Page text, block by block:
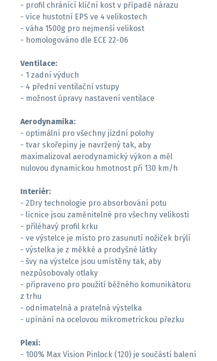
- profil chránící klíční kost v případě nárazu
- více hustotní EPS ve 4 velikostech
- váha 1500g pro nejmenší velikost
- homologováno dle ECE 22-06
Ventilace:
- 1 zadní výduch
- 4 přední ventilační vstupy
- možnost úpravy nastavení ventilace
Aerodynamika:
- optimální pro všechny jízdní polohy
- tvar skořepiny je navržený tak, aby
maximalizoval aerodynamický výkon a měl
nulovou dynamickou hmotnost při 130 km/h
Interiér:
- 2Dry technologie pro absorbování potu
- lícnice jsou zaměnitelné pro všechny velikosti
- přiléhavý profil krku
- ve výstelce je místo pro zasunutí nožiček brýlí
- výstelka je z měkké a prodyšné látky
- švy na výstelce jsou umístěny tak, aby
nezpůsobovaly otlaky
- připraveno pro použití běžného komunikátoru
z trhu
- odnímatelná a pratelná výstelka
- upínání na ocelovou mikrometrickou přezku
Plexi:
- 100% Max Vision Pinlock (120) je součástí balení